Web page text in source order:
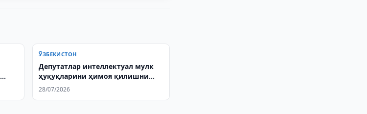
ЎЗБЕКИСТОН
Депутатлар интеллектуал мулк
ҳуқуқларини ҳимоя қилишни
муҳокама қилишди
28/07/2026